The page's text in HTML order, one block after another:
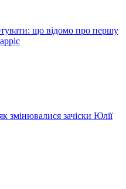
що відомо про першу
змінювалися зачіски Юлії